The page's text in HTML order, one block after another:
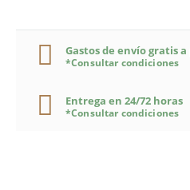
Gastos de envío gratis
*Consultar condiciones
Entrega en 24/72 horas
*Consultar condiciones